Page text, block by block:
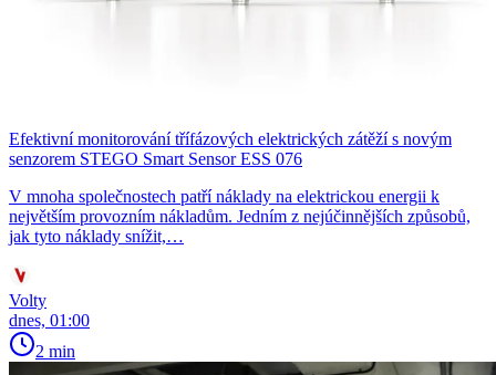
Efektivní monitorování třífázových elektrických zátěží s novým
senzorem STEGO Smart Sensor ESS 076
V mnoha společnostech patří náklady na elektrickou energii k
největším provozním nákladům. Jedním z nejúčinnějších způsobů,
jak tyto náklady snížit,…
Volty
dnes, 01:00
2 min